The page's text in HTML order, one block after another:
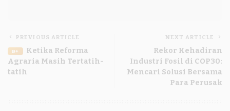
PREVIOUS ARTICLE
B+
Ketika Reforma
Agraria Masih Tertatih-
tatih
NEXT ARTICLE
Rekor Kehadiran
Industri Fosil di COP30:
Mencari Solusi Bersama
Para Perusak